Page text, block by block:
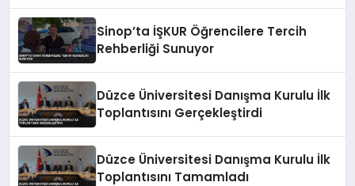
Sinop’ta İŞKUR Öğrencilere Tercih
Rehberliği Sunuyor
Düzce Üniversitesi Danışma Kurulu İlk
Toplantısını Gerçekleştirdi
Düzce Üniversitesi Danışma Kurulu İlk
Toplantısını Tamamladı